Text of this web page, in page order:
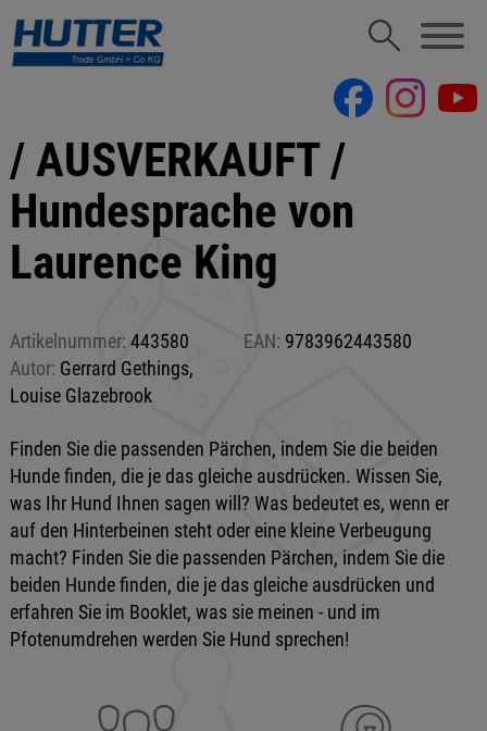
/ AUSVERKAUFT /
Hundesprache von
Laurence King
Artikelnummer: 443580 EAN: 9783962443580
Autor: Gerrard Gethings,
Louise Glazebrook
Finden Sie die passenden Pärchen, indem Sie die beiden
Hunde finden, die je das gleiche ausdrücken. Wissen Sie,
was Ihr Hund Ihnen sagen will? Was bedeutet es, wenn er
auf den Hinterbeinen steht oder eine kleine Verbeugung
macht? Finden Sie die passenden Pärchen, indem Sie die
beiden Hunde finden, die je das gleiche ausdrücken und
erfahren Sie im Booklet, was sie meinen - und im
Pfotenumdrehen werden Sie Hund sprechen!